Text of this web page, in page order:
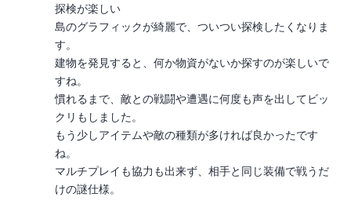
探検が楽しい
島のグラフィックが綺麗で、ついつい探検したくなりま
す。
建物を発見すると、何か物資がないか探すのが楽しいで
すね。
慣れるまで、敵との戦闘や遭遇に何度も声を出してビッ
クリもしました。
もう少しアイテムや敵の種類が多ければ良かったです
ね。
マルチプレイも協力も出来ず、相手と同じ装備で戦うだ
けの謎仕様。